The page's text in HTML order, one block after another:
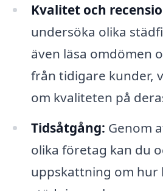
Kvalitet och
undersöka olika
även läsa omdömen
från tidigare kunder,
om kvaliteten på
Tidsåtgång: Genom
olika företag kan du
uppskattning om hur